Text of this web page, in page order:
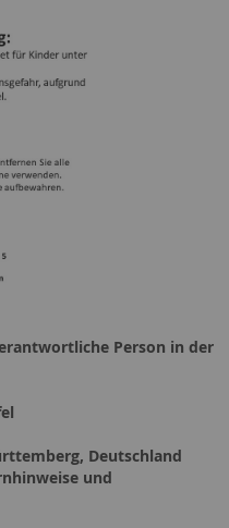
Person in der
Deutschland
und